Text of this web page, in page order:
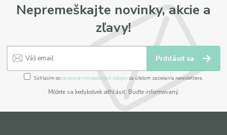
Nepremeškajte novinky, akcie a
zľavy!
Prihlásiť sa
Súhlasím sospracovaním osobných údajov za účelom zasielania newslettera.
Môžete sa kedykoľvek odhlásiť. Buďte informovaný.